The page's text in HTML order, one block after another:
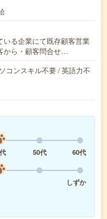
いる企業にて既存顧客営業
から・顧客問合せ…
コンスキル不要 / 英語力不
50代
60代
しずか